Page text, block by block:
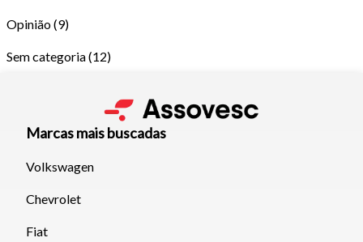
Tamanho do texto
Opinião(9)
Sem categoria(12)
Marcas mais buscadas
Volkswagen
Chevrolet
Fiat